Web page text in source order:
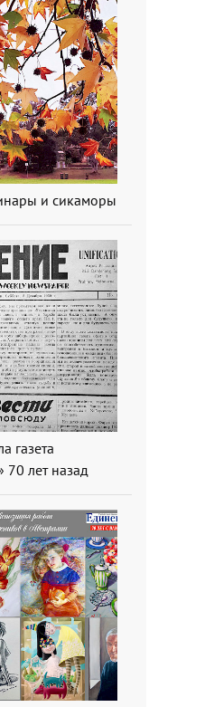
и сикаморы
газета
70 лет назад